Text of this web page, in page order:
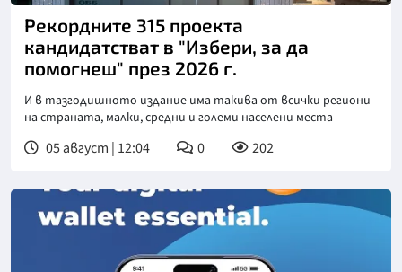
Рекордните 315 проекта
кандидатстват в "Избери, за да
помогнеш" през 2026 г.
И в тазгодишното издание има такива от всички региони
на страната, малки, средни и големи населени места
05 август | 12:04 0 202